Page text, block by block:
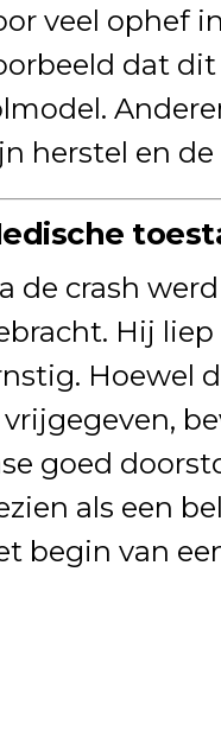
veel ophef
dat dit
herstel en
de crash
Hij
Hoewel
vrijgegeven,
goed
als een
begin van